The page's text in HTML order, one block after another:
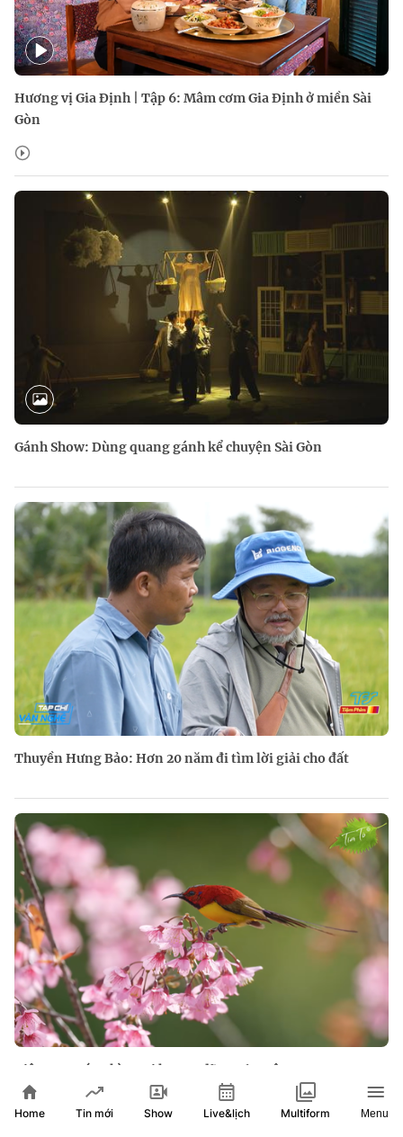
Hương vị Gia Định | Tập 6: Mâm cơm Gia Định ở miền Sài
Gòn
Gánh Show: Dùng quang gánh kể chuyện Sài Gòn
Thuyền Hưng Bảo: Hơn 20 năm đi tìm lời giải cho đất
Việt Nam góc nhìn nơi hoang dã 2026 - Tập 8
Home Tin mới Show Live&lịch Multiform Menu